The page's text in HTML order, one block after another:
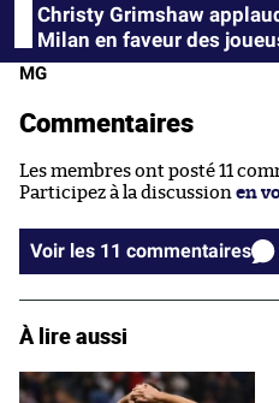
Christy Grimshaw
Milan en faveur des
MG
Commentaires
Les membres ont posté 11
Participez à la discussion en
Voir les 11 commentaires
À lire aussi